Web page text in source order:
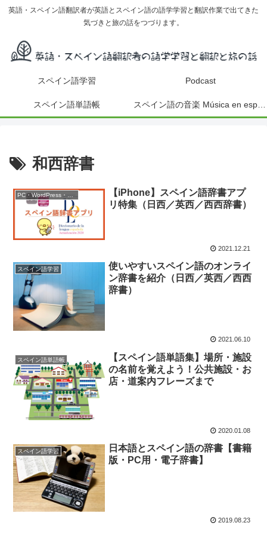
英語・スペイン語翻訳者が英語とスペイン語の語学学習と翻訳作業で出てきた
気づきと旅の話をつづります。
スペイン語学習 Podcast
スペイン語単語帳
和西辞書
【iPhone】スペイン語辞書アプ
リ特集（日西／英西／西西辞書）
2021.12.21
スペイン語学習
使いやすいスペイン語のオンライ
ン辞書を紹介（日西／英西／西西
辞書）
2021.06.10
スペイン語単語帳
【スペイン語単語集】場所・施設
の名前を覚えよう！公共施設・お
店・道案内フレーズまで
2020.01.08
スペイン語学習
日本語とスペイン語の辞書【書籍
版・PC用・電子辞書】
2019.08.23